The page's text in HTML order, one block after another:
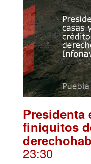
Presidenta
finiquitos
23:30